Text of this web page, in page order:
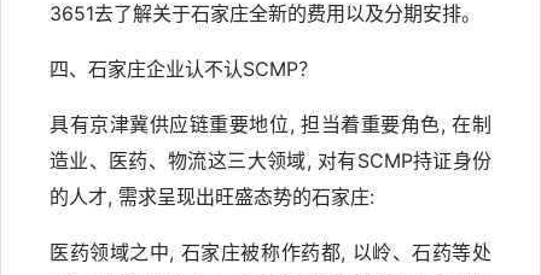
3651去了解关于石家庄全新的费用以及分期安排。
四、石家庄企业认不认SCMP？
具有京津冀供应链重要地位, 担当着重要角色, 在制
造业、医药、物流这三大领域, 对有SCMP持证身份
的人才, 需求呈现出旺盛态势的石家庄:
医药领域之中, 石家庄被称作药都, 以岭、石药等处